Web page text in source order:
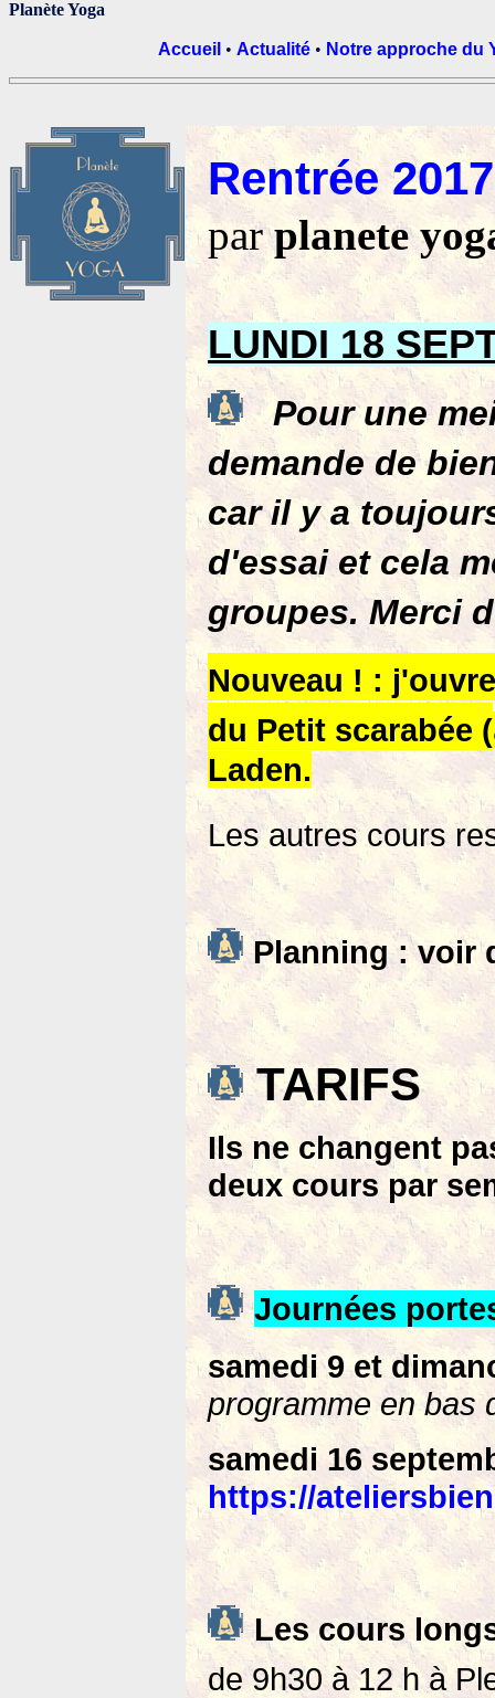
Planète Yoga
Accueil • Actualité • Notre approche du
Rentrée 2017
parplanete
Tous les
LUNDI 18
Pour une
demande de
car il y a
d'essai et cela
groupes. Merci
Nouveau ! :
du Petit scarabée (
Laden.
Les autres cours
Planning : voir
TARIFS
Ils ne changent
deux cours par
Journées
samedi 9 et
programme en bas
samedi 16
https://
Les cours
de 9h30 à 12 h à